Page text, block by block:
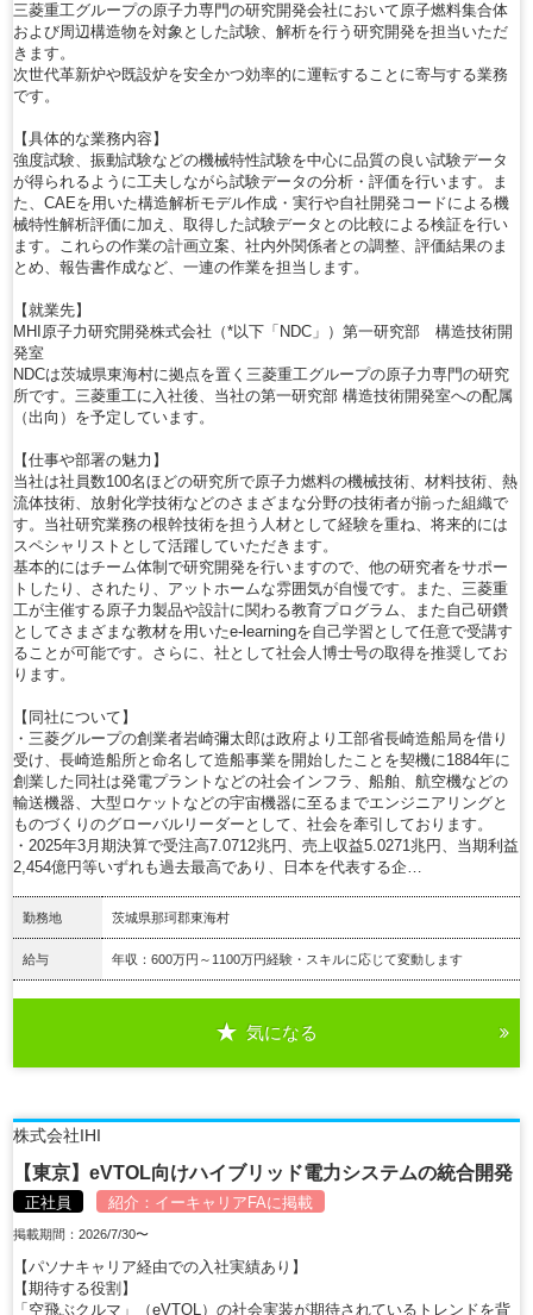
三菱重工グループの原子力専門の研究開発会社において原子燃料集合体
および周辺構造物を対象とした試験、解析を行う研究開発を担当いただ
きます。
次世代革新炉や既設炉を安全かつ効率的に運転することに寄与する業務
です。
【具体的な業務内容】
強度試験、振動試験などの機械特性試験を中心に品質の良い試験データ
が得られるように工夫しながら試験データの分析・評価を行います。ま
た、CAEを用いた構造解析モデル作成・実行や自社開発コードによる機
械特性解析評価に加え、取得した試験データとの比較による検証を行い
ます。これらの作業の計画立案、社内外関係者との調整、評価結果のま
とめ、報告書作成など、一連の作業を担当します。
【就業先】
MHI原子力研究開発株式会社（*以下「NDC」）第一研究部 構造技術開
発室
NDCは茨城県東海村に拠点を置く三菱重工グループの原子力専門の研究
所です。三菱重工に入社後、当社の第一研究部 構造技術開発室への配属
（出向）を予定しています。
【仕事や部署の魅力】
当社は社員数100名ほどの研究所で原子力燃料の機械技術、材料技術、熱
流体技術、放射化学技術などのさまざまな分野の技術者が揃った組織で
す。当社研究業務の根幹技術を担う人材として経験を重ね、将来的には
スペシャリストとして活躍していただきます。
基本的にはチーム体制で研究開発を行いますので、他の研究者をサポー
トしたり、されたり、アットホームな雰囲気が自慢です。また、三菱重
工が主催する原子力製品や設計に関わる教育プログラム、また自己研鑽
としてさまざまな教材を用いたe-learningを自己学習として任意で受講す
ることが可能です。さらに、社として社会人博士号の取得を推奨してお
ります。
【同社について】
・三菱グループの創業者岩崎彌太郎は政府より工部省長崎造船局を借り
受け、長崎造船所と命名して造船事業を開始したことを契機に1884年に
創業した同社は発電プラントなどの社会インフラ、船舶、航空機などの
輸送機器、大型ロケットなどの宇宙機器に至るまでエンジニアリングと
ものづくりのグローバルリーダーとして、社会を牽引しております。
・2025年3月期決算で受注高7.0712兆円、売上収益5.0271兆円、当期利益
2,454億円等いずれも過去最高であり、日本を代表する企…
勤務地 茨城県那珂郡東海村
給与 年収：600万円～1100万円経験・スキルに応じて変動します
気になる
株式会社IHI
【東京】eVTOL向けハイブリッド電力システムの統合開発
正社員 紹介： イーキャリアFAに掲載
掲載期間：2026/7/30〜
【パソナキャリア経由での入社実績あり】
【期待する役割】
「空飛ぶクルマ」（eVTOL）の社会実装が期待されているトレンドを背